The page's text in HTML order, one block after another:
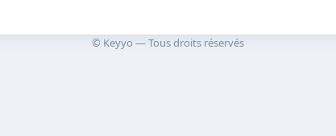
© Keyyo — Tous droits réservés